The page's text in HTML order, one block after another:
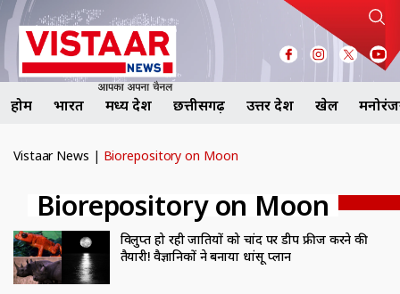
होम भारत मध्य प्रदेश छत्तीसगढ़ उत्तर प्रदेश खेल
Vistaar News | Biorepository on Moon
Biorepository on Moon
विलुप्त हो रही प्रजातियों को चांद पर डीप फ्रीज करने की
तैयारी! वैज्ञानिकों ने बनाया धांसू प्लान